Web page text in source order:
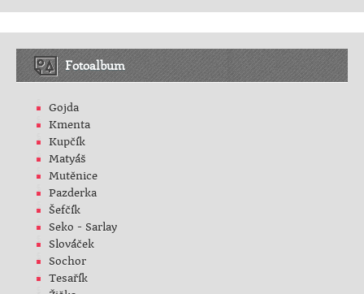
Fotoalbum
Gojda
Kmenta
Kupčík
Matyáš
Mutěnice
Pazderka
Šefčík
Seko - Sarlay
Slováček
Sochor
Tesařík